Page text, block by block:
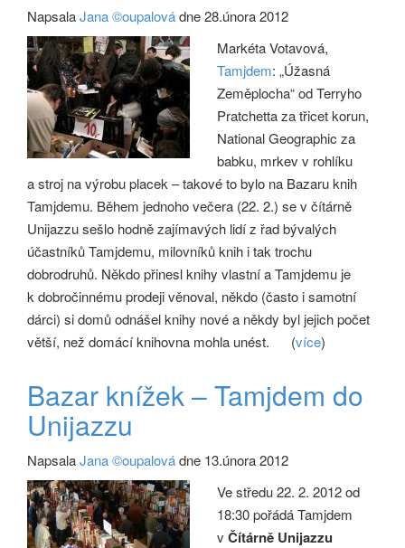
NapsalaJana ©oupalovádne 28.února 2012
Markéta Votavová,
Tamjdem: „Úžasná
Zeměplocha“ od Terryho
Pratchetta za třicet korun,
National Geographic za
babku, mrkev v rohlíku
a stroj na výrobu placek – takové to bylo na Bazaru knih
Tamjdemu. Během jednoho večera (22. 2.) se v čítárně
Unijazzu sešlo hodně zajímavých lidí z řad bývalých
účastníků Tamjdemu, milovníků knih i tak trochu
dobrodruhů. Někdo přinesl knihy vlastní a Tamjdemu je
k dobročinnému prodeji věnoval, někdo (často i samotní
dárci) si domů odnášel knihy nové a někdy byl jejich počet
větší, než domácí knihovna mohla unést.
(více)
Bazar knížek – Tamjdem do
Unijazzu
NapsalaJana ©oupalovádne 13.února 2012
Ve středu 22. 2. 2012 od
18:30 pořádá Tamjdem
v Čítárně Unijazzu